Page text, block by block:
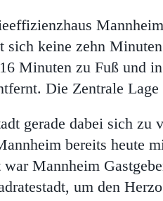
sich keine zehn
Minuten zu Fuß und
Die Zentrale
gerade dabei sich zu
bereits heute
Mannheim
um den